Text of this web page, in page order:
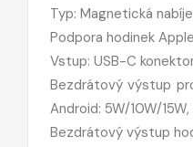
Typ: Magnetická
Podpora hodinek
Vstup: USB-C
Bezdrátový výstup
Android: 5W/10W/
Bezdrátový výstup